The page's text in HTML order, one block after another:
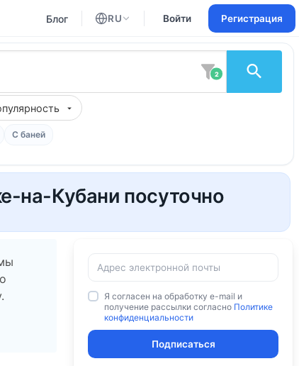
Блог RU
Английский
Войти Регистрация
2
С баней
на-Кубани посуточно
Я согласен на обработку e-mail и
получение рассылки согласно Политике
конфиденциальности
Подписаться